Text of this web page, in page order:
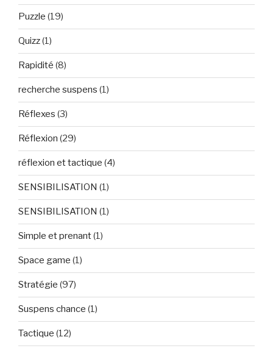
Puzzle (19)
Quizz(1)
Rapidité (8)
recherche suspens (1)
Réflexes (3)
Réflexion (29)
réflexion et tactique (4)
SENSIBILISATION (1)
SENSIBILISATION (1)
Simple et prenant(1)
Space game (1)
Stratégie (97)
Suspens chance (1)
Tactique (12)